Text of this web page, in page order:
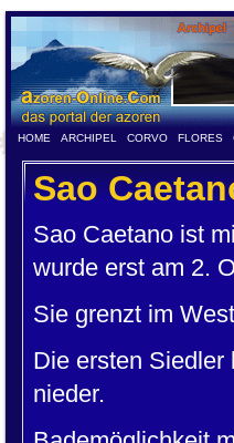
HOME ARCHIPEL CORVO FLORES
Sao
Sao Caetano ist
wurde erst am 2.
Sie grenzt im
Die ersten Siedler
nieder.